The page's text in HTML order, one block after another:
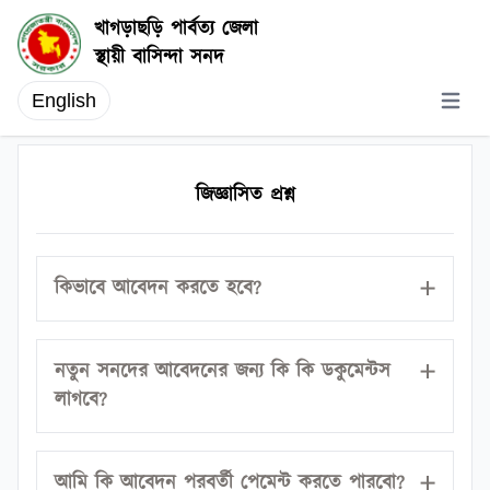
খাগড়াছড়ি পার্বত্য জেলা
স্থায়ী বাসিন্দা সনদ
English Open
জিজ্ঞাসিত প্রশ্ন
কিভাবে আবেদন করতে হবে?
সনদ মেনুতে গিয়ে নতুন সনদের জন্য আবেদন করুন
মেনুতে ক্লিক করুন।
নতুন সনদের আবেদনের জন্য কি কি ডকুমেন্টস
লাগবে?
আপনার ছবি, জন্ম নিবন্ধন সার্টিফিকেট, হেডম্যানের
আমি কি আবেদন পরবর্তী পেমেন্ট করতে পারবো?